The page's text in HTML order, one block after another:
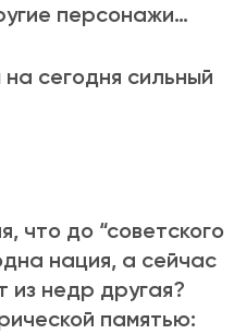
персонажи…
сегодня сильный
что до “советского
нация, а сейчас
из недр другая?
памятью: